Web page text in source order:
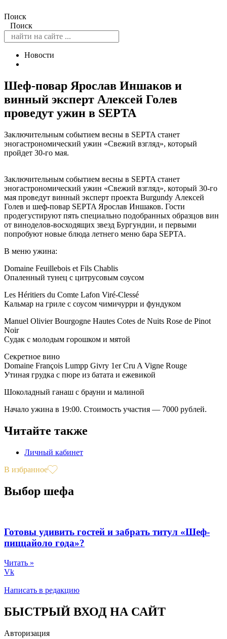
Поиск
Поиск
Новости
Шеф-повар Ярослав Иншаков и
винный эксперт Алексей Голев
проведут ужин в SEPTA
Заключительным событием весны в SEPTA станет
эногастрономический ужин «Свежий взгляд», который
пройдет 30-го мая.
Заключительным событием весны в SEPTA станет
эногастрономический ужин «Свежий взгляд», который 30-го
мая проведут винный эксперт проекта Burgundy Алексей
Голев и шеф-повар SEPTA Ярослав Иншаков. Гости
продегустируют пять специально подобранных образцов вин
от виноделов-восходящих звезд Бургундии, и первыми
попробуют новые блюда летнего меню бара SEPTA.
В меню ужина:
Domaine Feuillebois et Fils Chablis
Опаленный тунец с цитрусовым соусом
Les Héritiers du Comte Lafon Viré-Clessé
Кальмар на гриле с соусом чимичурри и фундуком
Manuel Olivier Bourgogne Hautes Cotes de Nuits Rose de Pinot
Noir
Судак с молодым горошком и мятой
Секретное вино
Domaine François Lumpp Givry 1er Cru A Vigne Rouge
Утиная грудка с пюре из батата и ежевикой
Шоколадный ганаш с брауни и малиной
Начало ужина в 19:00. Стоимость участия — 7000 рублей.
Читайте также
Личный кабинет
В избранное
Выбор шефа
Готовы удивить гостей и забрать титул «Шеф-
пиццайоло года»?
Читать »
Vk
Написать в редакцию
БЫСТРЫЙ ВХОД НА САЙТ
Авторизация